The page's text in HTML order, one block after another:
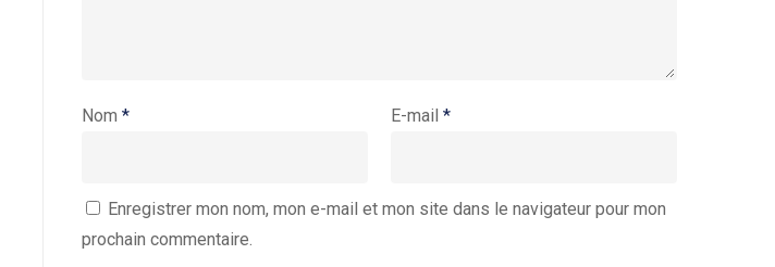
Nom * E-mail*
Enregistrer mon nom, mon e-mail et mon site dans le navigateur pour mon
prochain commentaire.